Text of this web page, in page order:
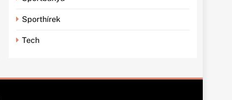
Sporthírek
Tech